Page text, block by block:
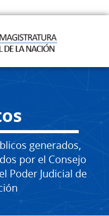
generados,
por el Consejo
Poder Judicial de